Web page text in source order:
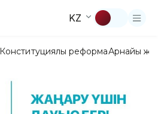
KZ
Конституциялық реформаАрнайы